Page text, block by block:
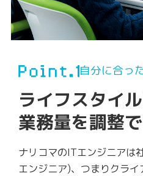
自分に合っ
ライフスタイ
業務量を調整で
ナリコマのITエンジニアは
エンジニア)、つまりクラ